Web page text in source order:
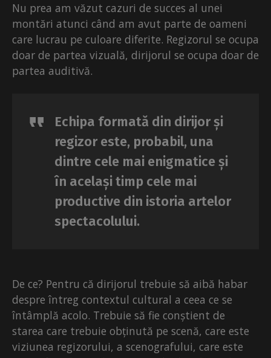
Nu prea am văzut cazuri de succes al unei
montări atunci când am avut parte de oameni
care lucrau pe culoare diferite. Regizorul se ocupa
doar de partea vizuală, dirijorul se ocupa doar de
partea auditivă.
Echipa formată din dirijor și
regizor este, probabil, una
dintre cele mai enigmatice și
în același timp cele mai
productive din istoria artelor
spectacolului.
De ce? Pentru că dirijorul trebuie să aibă habar
despre întreg contextul cultural a ceea ce se
întâmplă acolo. Trebuie să fie conștient de
starea care trebuie obținută pe scenă, care este
viziunea regizorului, a scenografului, care este